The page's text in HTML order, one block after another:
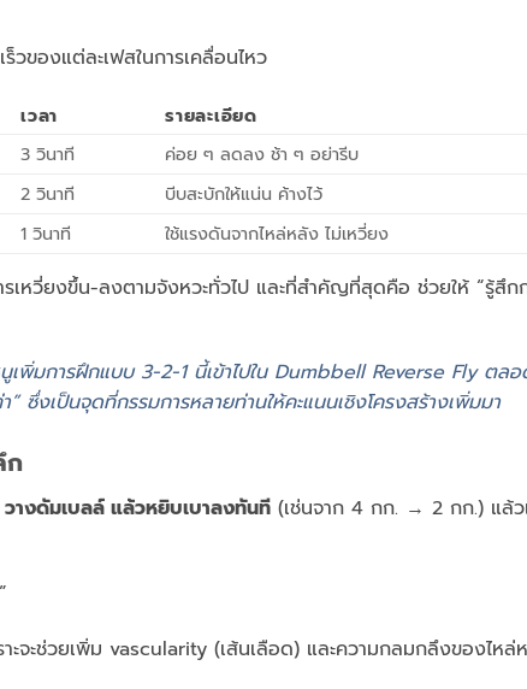
วของแต่ละเฟสในการเคลื่อนไหว
เวลา
รายละเอียด
3 วินาที
ค่อย ๆ ลดลง ช้า ๆ อย่ารีบ
2 วินาที
บีบสะบักให้แน่น ค้างไว้
1 วินาที ใช้แรงดันจากไหล่หลัง ไม่เหวี่ยง
รเหวี่ยงขึ้น-ลงตามจังหวะทั่วไป และที่สำคัญที่สุดคือ ช่วยให้ “รู้สึก
พิ่มการฝึกแบบ 3-2-1 นี้เข้าไปใน Dumbbell Reverse Fly ตล
ซึ่งเป็นจุดที่กรรมการหลายท่านให้คะแนนเชิงโครงสร้างเพิ่มมา
ก
วางดัมเบลล์ แล้วหยิบเบาลงทันที (เช่นจาก 4 กก. → 2 กก.) แล้
จะช่วยเพิ่ม vascularity (เส้นเลือด) และความกลมกลึงของไหล่